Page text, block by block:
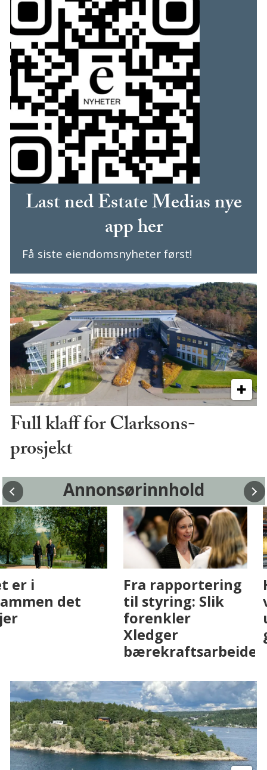
Last ned Estate Medias nye
app her
Få siste eiendomsnyheter først!
Full klaff for Clarksons-
prosjekt
Annonsørinnhold
Fenistra endrer
eiendomsbransjen
med AI. Slik ser vi
Det er i
Drammen det
skjer